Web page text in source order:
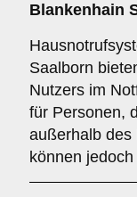
Blankenhain
Saalborn
Nutzers im
für Personen,
außerhalb des
können